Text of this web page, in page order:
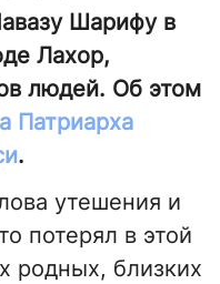
Шарифу в
Лахор,
людей. Об этом
Патриарха
.
утешения и
потерял в этой
родных, близких